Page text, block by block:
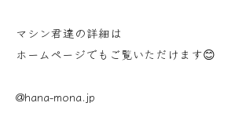
マシン君達の詳細は
ホームページでもご覧いただけます😊
@hana-mona.jp